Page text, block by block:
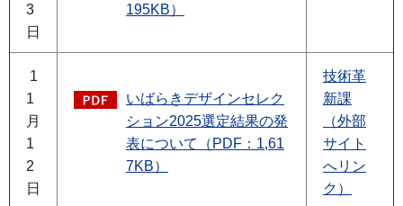
3
日
195KB）
1
1
月
1
2
日
いばらきデザインセレク
ション2025選定結果の発
表について（PDF：1,61
7KB）
技術革
新課
（外部
サイト
へリン
ク）